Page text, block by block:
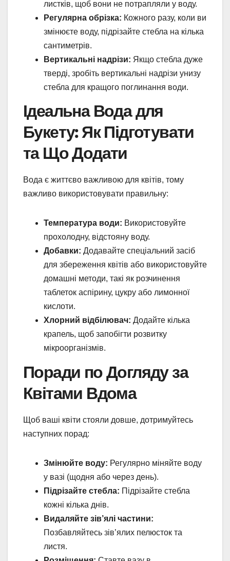
листків, щоб вони не потрапляли у воду.
Регулярна обрізка: Кожного разу, коли ви
змінюєте воду, підрізайте стебла на кілька
сантиметрів.
Вертикальні надрізи: Якщо стебла дуже
тверді, зробіть вертикальні надрізи унизу
стебла для кращого поглинання води.
Ідеальна Вода для
Букету: Як Підготувати
та Що Додати
Вода є життєво важливою для квітів, тому
важливо використовувати правильну:
Температура води: Використовуйте
прохолодну, відстояну воду.
Добавки: Додавайте спеціальний засіб
для збереження квітів або використовуйте
домашні методи, такі як розчинення
таблеток аспірину, цукру або лимонної
кислоти.
Хлорний відбілювач: Додайте кілька
крапель, щоб запобігти розвитку
мікроорганізмів.
Поради по Догляду за
Квітами Вдома
Щоб ваші квіти стояли довше, дотримуйтесь
наступних порад:
Змінюйте воду: Регулярно міняйте воду
у вазі (щодня або через день).
Підрізайте стебла: Підрізайте стебла
кожні кілька днів.
Видаляйте зів’ялі частини:
Позбавляйтесь зів’ялих пелюсток та
листя.